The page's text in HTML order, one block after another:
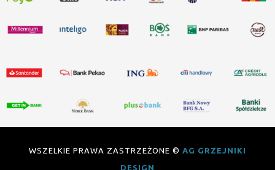
WSZELKIE PRAWA ZASTRZEŻONE © AG GRZEJNIKI
DESIGN